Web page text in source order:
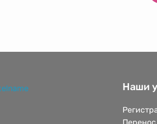
Наши